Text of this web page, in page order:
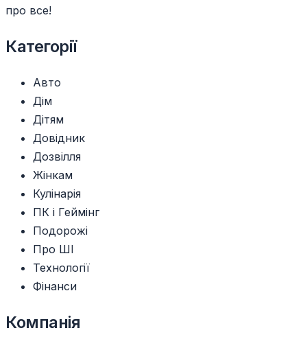
про все!
Категорії
Авто
Дім
Дітям
Довідник
Дозвілля
Жінкам
Кулінарія
ПК і Геймінг
Подорожі
Про ШІ
Технології
Фінанси
Компанія